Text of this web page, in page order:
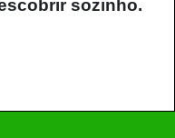
sozinho.